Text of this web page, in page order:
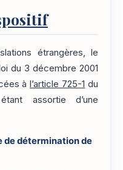
étrangères, le
du 3 décembre 2001
àl’article 725-1 du
assortie d’une
de détermination de